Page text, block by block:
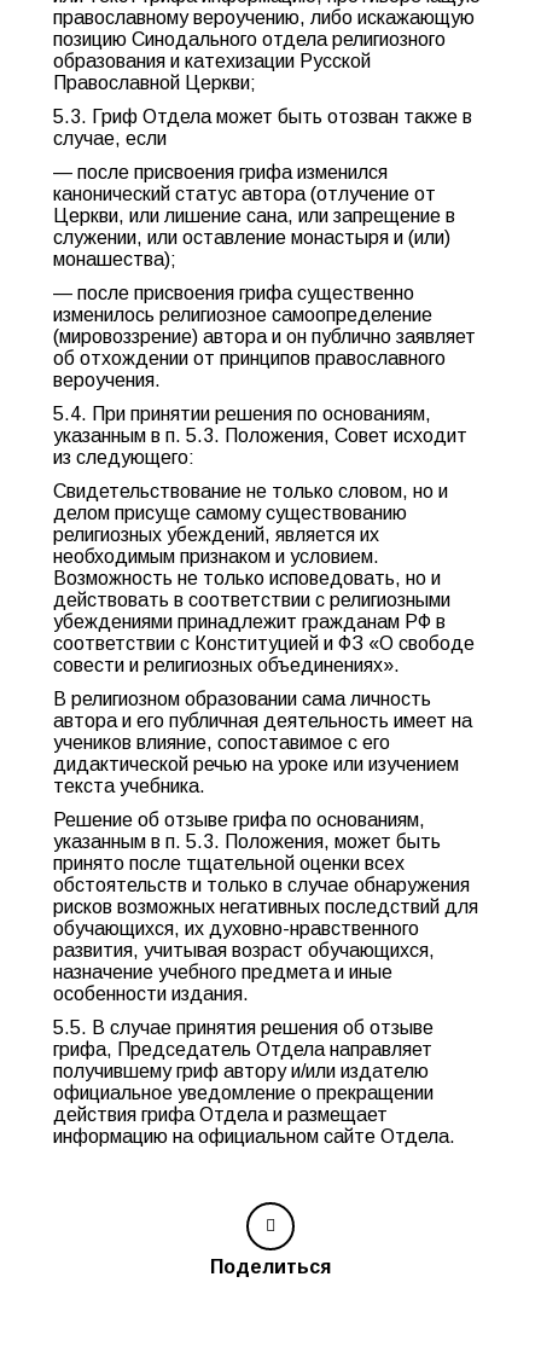
православному вероучению, либо искажающую
позицию Синодального отдела религиозного
образования и катехизации Русской
Православной Церкви;
5.3. Гриф Отдела может быть отозван также в
случае, если
— после присвоения грифа изменился
канонический статус автора (отлучение от
Церкви, или лишение сана, или запрещение в
служении, или оставление монастыря и (или)
монашества);
— после присвоения грифа существенно
изменилось религиозное самоопределение
(мировоззрение) автора и он публично заявляет
об отхождении от принципов православного
вероучения.
5.4. При принятии решения по основаниям,
указанным в п. 5.3. Положения, Совет исходит
из следующего:
Свидетельствование не только словом, но и
делом присуще самому существованию
религиозных убеждений, является их
необходимым признаком и условием.
Возможность не только исповедовать, но и
действовать в соответствии с религиозными
убеждениями принадлежит гражданам РФ в
соответствии с Конституцией и ФЗ «О свободе
совести и религиозных объединениях».
В религиозном образовании сама личность
автора и его публичная деятельность имеет на
учеников влияние, сопоставимое с его
дидактической речью на уроке или изучением
текста учебника.
Решение об отзыве грифа по основаниям,
указанным в п. 5.3. Положения, может быть
принято после тщательной оценки всех
обстоятельств и только в случае обнаружения
рисков возможных негативных последствий для
обучающихся, их духовно-нравственного
развития, учитывая возраст обучающихся,
назначение учебного предмета и иные
особенности издания.
5.5. В случае принятия решения об отзыве
грифа, Председатель Отдела направляет
получившему гриф автору и/или издателю
официальное уведомление о прекращении
действия грифа Отдела и размещает
информацию на официальном сайте Отдела.
Поделиться